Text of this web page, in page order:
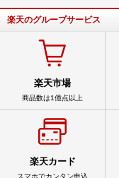
楽天のグループサービス
楽天市場
商品数は1億点以上
楽天カード
スマホでカンタン申込